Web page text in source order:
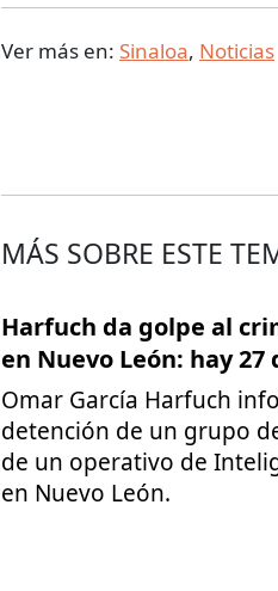
Ver más en: Sinaloa, Noticias
MÁS SOBRE ESTE
Harfuch da golpe al
en Nuevo León: hay
Omar García Harfuch
detención de un grupo
de un operativo de
en Nuevo León.